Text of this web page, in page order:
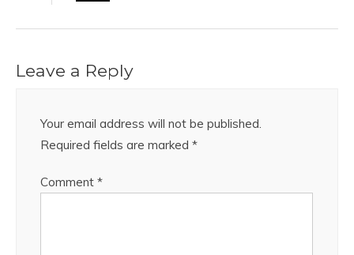
Leave a Reply
Your email address will not be published.
Required fields are marked *
Comment *